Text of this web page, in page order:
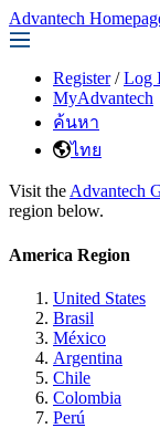
Advantech
Register / Log
MyAdvantech
ค้นหา
ไทย
Visit the Advantech
region below.
America Region
United States
Brasil
México
Argentina
Chile
Colombia
Perú